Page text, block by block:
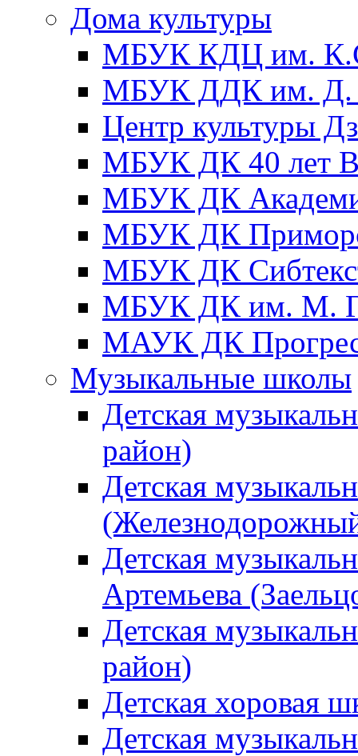
Дома культуры
МБУК КДЦ им.
МБУК ДДК им. Д.
Центр культуры
МБУК ДК 40 лет
МБУК ДК
МБУК ДК
МБУК ДК
МБУК ДК им. М.
МАУК ДК
Музыкальные школы
Детская
район)
Детская
Детская
Артемьева
Детская
район)
Детская хоровая
Детская